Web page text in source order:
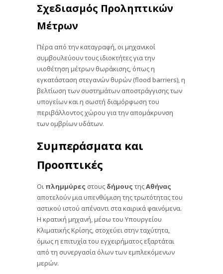
Σχεδιασμός Προληπτικών
Μέτρων
Πέρα από την καταγραφή, οι μηχανικοί
συμβουλεύουν τους ιδιοκτήτες για την
υιοθέτηση μέτρων θωράκισης, όπως η
εγκατάσταση στεγανών θυρών (flood barriers), η
βελτίωση των συστημάτων αποστράγγισης των
υπογείων και η σωστή διαμόρφωση του
περιβάλλοντος χώρου για την απομάκρυνση
των ομβρίων υδάτων.
Συμπεράσματα και
Προοπτικές
Οι πλημμύρες στους δήμους τηςΑθήνας
αποτελούν μια υπενθύμιση της τρωτότητας του
αστικού ιστού απέναντι στα καιρικά φαινόμενα.
Η κρατική μηχανή, μέσω του Υπουργείου
Κλιματικής Κρίσης, στοχεύει στην ταχύτητα,
όμως η επιτυχία του εγχειρήματος εξαρτάται
από τη συνεργασία όλων των εμπλεκόμενων
μερών.